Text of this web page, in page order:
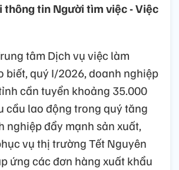
thông tin Người tìm việc - Việc
tâm Dịch vụ việc làm
biết, quý I/2026, doanh nghiệp
cần tuyển khoảng 35.000
cầu lao động trong quý tăng
nghiệp đẩy mạnh sản xuất,
vụ thị trường Tết Nguyên
ứng các đơn hàng xuất khẩu